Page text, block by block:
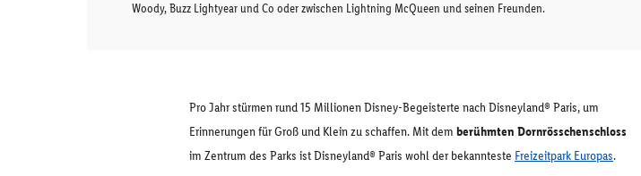
Woody, Buzz Lightyear und Co oder zwischen Lightning McQueen und seinen Freunden.
Pro Jahr stürmen rund 15 Millionen Disney-Begeisterte nach Disneyland® Paris, um
Erinnerungen für Groß und Klein zu schaffen. Mit dem berühmten Dornrösschenschloss
im Zentrum des Parks ist Disneyland® Paris wohl der bekannteste Freizeitpark Europas.